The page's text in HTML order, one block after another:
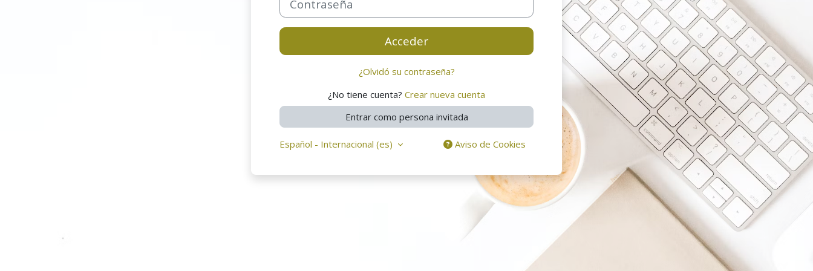
Acceder
¿Olvidó su contraseña?
¿No tiene cuenta? Crear nueva cuenta
Entrar como persona invitada
Español - Internacional ‎(es)‎ Aviso de Cookies